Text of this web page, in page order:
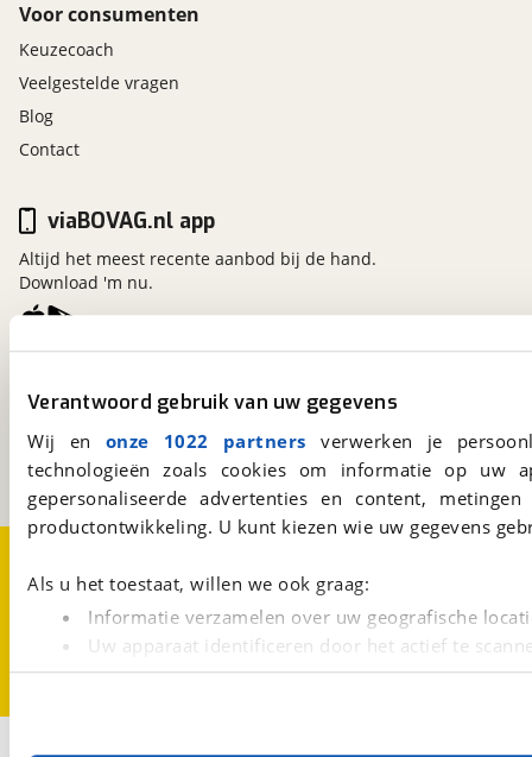
Verantwoord gebruik van uw gegevens
Wij en onze 1022 partners verwerken je
technologieën zoals cookies om informatie op
gepersonaliseerde advertenties en content,
productontwikkeling. U kunt kiezen wie uw gegevens
Als u het toestaat, willen we ook graag:
Informatie verzamelen over uw geografische
Uw apparaat identificeren door het actief te
Lees meer over hoe uw persoonlijke gegevens worden
Voor consumenten
Keuzecoach
Veelgestelde vragen
Blog
Contact
Kosterijland15
Een initiatief van
BOVAG
viaBOVAG.nl app
Altijd het meest recente aanbod bij de hand.
Download 'm nu.
CookievoorkeurenVacatures